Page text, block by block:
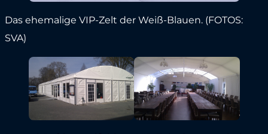
Das ehemalige VIP-Zelt der Weiß-Blauen. (FOTOS:
SVA)